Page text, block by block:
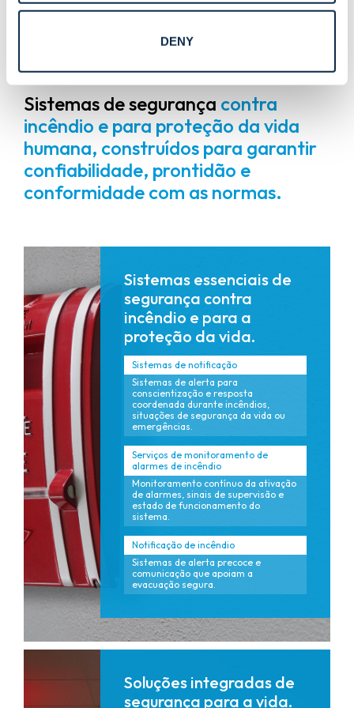
DENY
Sistemas de segurança contra
incêndio e para proteção da vida
humana, construídos para garantir
confiabilidade, prontidão e
conformidade com as normas.
Sistemas essenciais de
segurança contra
incêndio e para a
proteção da vida.
Sistemas de notificação
Sistemas de alerta para
conscientização e resposta
coordenada durante incêndios,
situações de segurança da vida ou
emergências.
Serviços de monitoramento de
alarmes de incêndio
Monitoramento contínuo da ativação
de alarmes, sinais de supervisão e
estado de funcionamento do
sistema.
Notificação de incêndio
Sistemas de alerta precoce e
comunicação que apoiam a
evacuação segura.
Soluções integradas de
segurança para a vida.